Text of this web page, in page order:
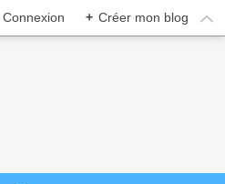
Connexion + Créer mon blog